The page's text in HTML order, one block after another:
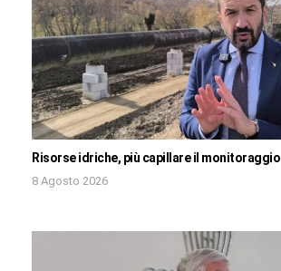
Risorse idriche, più capillare il monitoraggio
8 Agosto 2026